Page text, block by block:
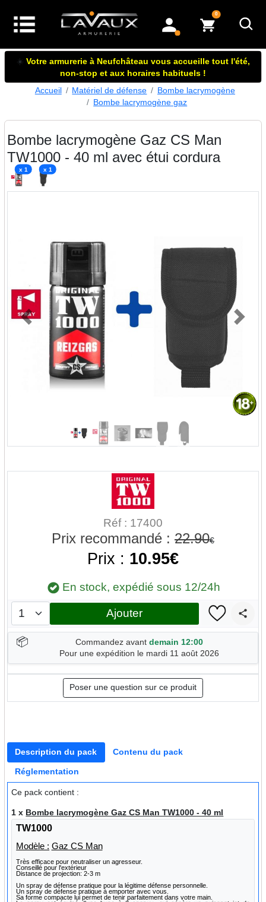
mon compte
0articles dans le panier
☀️ Votre armurerie à Neufchâteau vous accueille tout l'été,
non-stop et aux horaires habituels !
Accueil
Matériel de défense
Bombe lacrymogène
Bombe lacrymogène gaz
Bombe lacrymogène Gaz CS Man
TW1000 - 40 ml avec étui cordura
x 1 x 1
Previous Next
Réf : 17400
Prix recommandé : 22.90€
Prix : 10.95€
En stock, expédié sous 12/24h
Ajouter
📦 Commandez avant demain 12:00
Pour une expédition le mardi 11 août 2026
Poser une question sur ce produit
Description du pack Contenu du pack
Réglementation
Ce pack contient :
1 x Bombe lacrymogène Gaz CS Man TW1000 - 40 ml
TW1000
Modèle : Gaz CS Man
Très efficace pour neutraliser un agresseur.
Conseillé pour l'extérieur
Distance de projection: 2-3 m
Un spray de défense pratique pour la légitime défense personnelle.
Un spray de défense pratique à emporter avec vous.
Sa forme compacte lui permet de tenir parfaitement dans votre main.